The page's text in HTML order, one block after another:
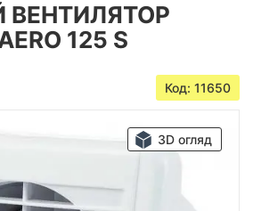
125 S
Код: 11650
3D огляд